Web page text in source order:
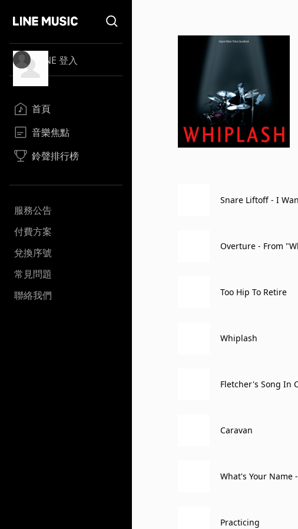
LINE 登入
首頁
音樂焦點
鈴聲排行榜
服務公告
付費方案
兌換序號
常見問題
聯絡我們
Snare Liftoff - I
Overture - From
Too Hip To Retire
Whiplash
Fletcher's Song In
Caravan
What's Your Name
Practicing